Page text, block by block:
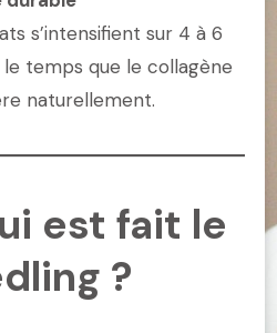
s’intensifient sur 4 à 6
le temps que le collagène
naturellement.
est fait le
?